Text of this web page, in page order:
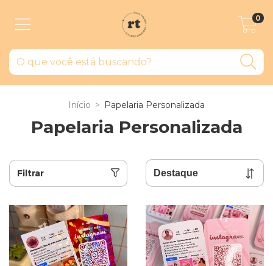
0
Início > Papelaria Personalizada
Papelaria Personalizada
Filtrar